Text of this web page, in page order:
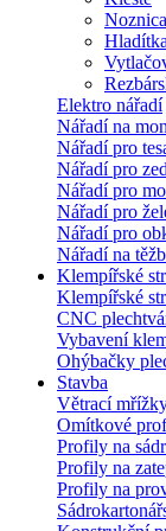
Noznica
Hladítka
Elektro nářadí
Nářadí na
Nářadí pro
Nářadí pro
Nářadí pro
Nářadí pro
Nářadí pro
Nářadí na
Klempířské
Klempířské
CNC
Vybavení
Ohýbačky
Stavba
Větrací
Omítkové
Profily na
Profily na
Profily na